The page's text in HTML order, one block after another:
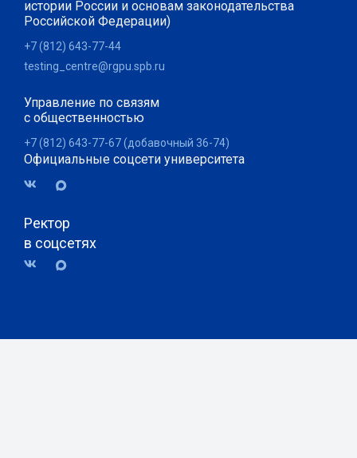
истории России и основам законодательства
Российской Федерации)
+7 (812) 643-77-44
testing_centre@rgpu.spb.ru
Управление по связям
с общественностью
+7 (812) 643-77-67 (добавочный 36-74)
Официальные соцсети университета
Ректор
в соцсетях